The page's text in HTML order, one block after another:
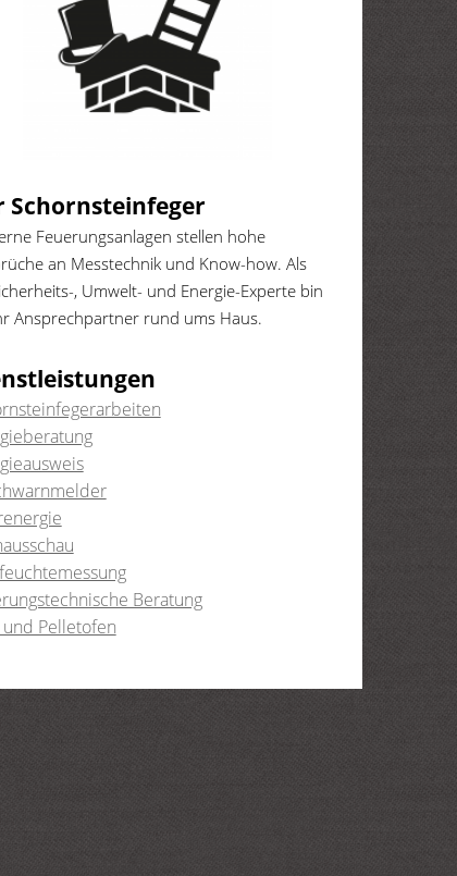
Schornsteinfeger
Feuerungsanlagen stellen hohe
an Messtechnik und Know-how. Als
, Umwelt- und Energie-Experte bin
Ansprechpartner rund ums Haus.
Beratung
Pelletofen